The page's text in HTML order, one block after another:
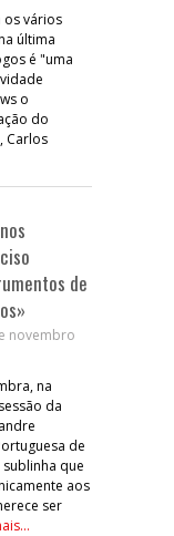
os vários
última
é "uma
o
do
Carlos
de
novembro
na
da
de
que
aos
ser